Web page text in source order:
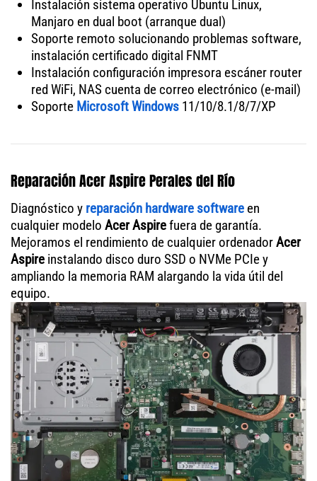
Instalación sistema operativo Ubuntu Linux,
Manjaro en dual boot (arranque dual)
Soporte remoto solucionando problemas software,
instalación certificado digital FNMT
Instalación configuración impresora escáner router
red WiFi, NAS cuenta de correo electrónico (e-mail)
Soporte Microsoft Windows11/10/8.1/8/7/XP
Reparación Acer Aspire Perales del Río
Diagnóstico y reparación hardware software en
cualquier modelo Acer Aspirefuera de garantía.
Mejoramos el rendimiento de cualquier ordenadorAcer
Aspire instalando disco duro SSD o NVMe PCIe y
ampliando la memoria RAM alargando la vida útil del
equipo.